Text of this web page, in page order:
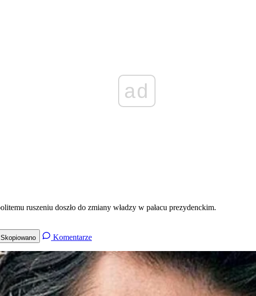
ad
ruszeniu doszło do zmiany władzy w pałacu prezydenckim.
Skopiowano Komentarze